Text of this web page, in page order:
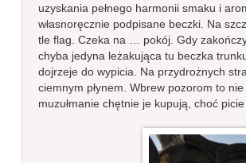
uzyskania pełnego harmonii smaku i
własnoręcznie podpisane beczki. Na
tle flag. Czeka na … pokój. Gdy
chyba jedyna leżakująca tu beczka
dojrzeje do wypicia. Na przydrożnych
ciemnym płynem. Wbrew pozorom to
muzułmanie chętnie je kupują, choć